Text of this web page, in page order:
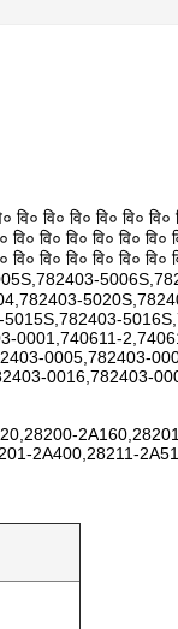
वि० वि० वि० वि० वि० वि०
वि० वि० वि० वि० वि० वि०
वि० वि० वि० वि० वि० वि०
0001,740611-
0005,782403-
0016,782403-
2A400,28211-